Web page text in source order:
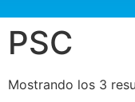
PSC
Mostrando los 3